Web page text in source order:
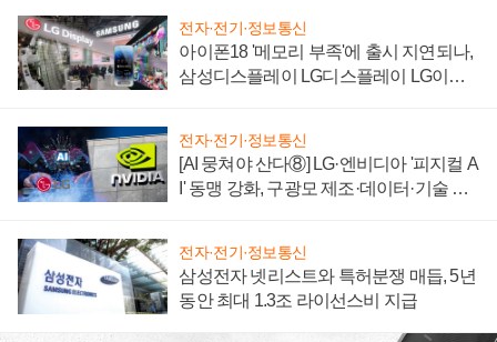
전자·전기·정보통신
아이폰18 '메모리 부족'에 출시 지연되나,
삼성디스플레이 LG디스플레이 LG이노
전자·전기·정보통신
[AI 뭉쳐야 산다⑧] LG·엔비디아 '피지컬 A
I' 동맹 강화, 구광모 제조·데이터·기술 결
전자·전기·정보통신
삼성전자 넷리스트와 특허분쟁 매듭, 5년
동안 최대 1.3조 라이선스비 지급